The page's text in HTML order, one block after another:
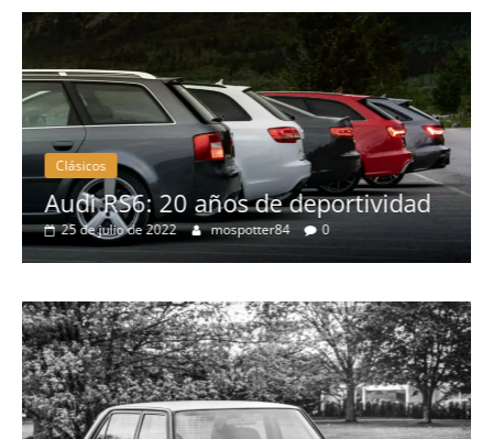
Clásicos
Audi RS6: 20 años de deportividad
25 de julio de 2022 mospotter84 0